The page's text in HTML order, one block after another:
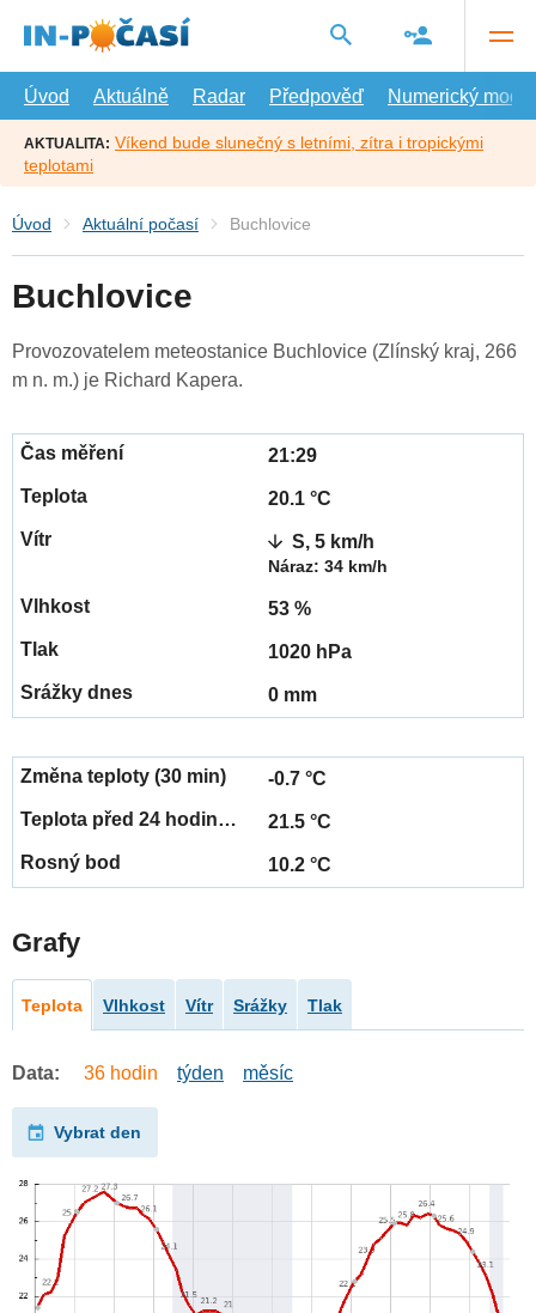
hlavní
Úvod
Aktuálně Radar Předpověď Numerický model
AKTUALITA: Víkend bude slunečný s letními, zítra i tropickými
teplotami
Úvod Aktuální počasí Buchlovice
Buchlovice
Provozovatelem meteostanice Buchlovice (Zlínský kraj, 266
m n. m.) je Richard Kapera.
21:29
20.1 °C
S, 5 km/h
Náraz: 34 km/h
53 %
1020 hPa
0 mm
-0.7 °C
21.5 °C
10.2 °C
Grafy
Teplota Vlhkost Vítr Srážky Tlak
Data: 36 hodin týden měsíc
Vybrat den